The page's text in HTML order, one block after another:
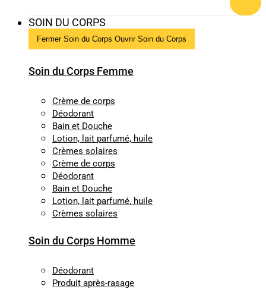
SOIN DU CORPS
Fermer Soin du Corps Ouvrir Soin du Corps
Soin du Corps Femme
Crème de corps
Déodorant
Bain et Douche
Lotion, lait parfumé, huile
Crèmes solaires
Crème de corps
Déodorant
Bain et Douche
Lotion, lait parfumé, huile
Crèmes solaires
Soin du Corps Homme
Déodorant
Produit après-rasage